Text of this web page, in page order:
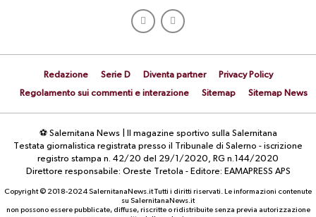
Redazione Serie D Diventa partner
Privacy Policy
Regolamento sui commenti e interazione
Sitemap Sitemap News
⚽ Salernitana News | Il magazine sportivo sulla Salernitana
Testata giornalistica registrata presso il Tribunale di Salerno - iscrizione
registro stampa n. 42/20 del 29/1/2020, RG n.144/2020
Direttore responsabile: Oreste Tretola - Editore: EAMAPRESS APS
Copyright © 2018-2024 SalernitanaNews.it Tutti i diritti riservati. Le informazioni contenute
su SalernitanaNews.it
non possono essere pubblicate, diffuse, riscritte o ridistribuite senza previa autorizzazione